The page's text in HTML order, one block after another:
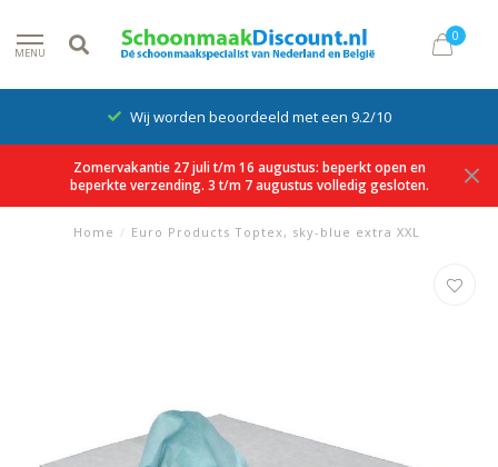
MENU
0
Wij worden beoordeeld met een 9.2/10
Zomervakantie 27 juli t/m 16 augustus: beperkt open en
beperkte verzending. 3 t/m 7 augustus volledig gesloten.
Home / Euro Products Toptex, sky-blue extra XXL